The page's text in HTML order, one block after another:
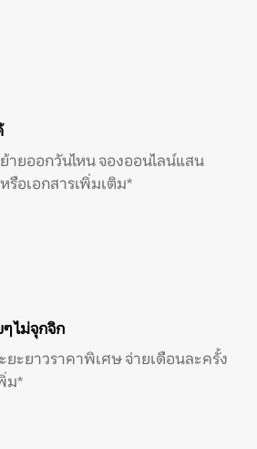
ายออกวันไหน จองออนไลน์แสน
อเอกสารเพิ่มเติม*
ไม่จุกจิก
ะยาวราคาพิเศษ จ่ายเดือนละครั้ง
ม*